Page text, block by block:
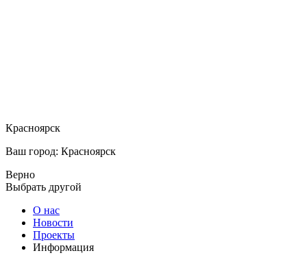
Красноярск
Ваш город: Красноярск
Верно
Выбрать другой
О нас
Новости
Проекты
Информация